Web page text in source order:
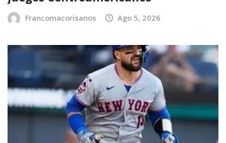
Francomacorisanos Ago 5, 2026